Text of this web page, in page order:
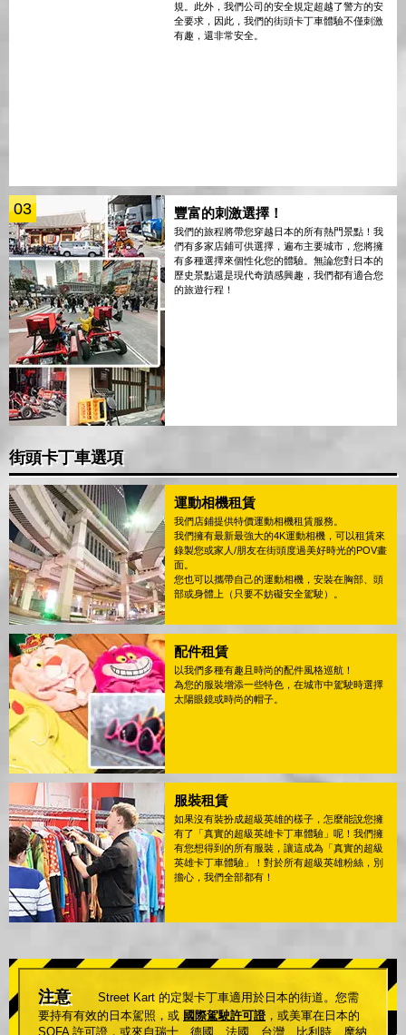
規。此外，我們公司的安全規定超越了警方的安
全要求，因此，我們的街頭卡丁車體驗不僅刺激
有趣，還非常安全。
03 豐富的刺激選擇！
我們的旅程將帶您穿越日本的所有熱門景點！我
們有多家店鋪可供選擇，遍布主要城市，您將擁
有多種選擇來個性化您的體驗。無論您對日本的
歷史景點還是現代奇蹟感興趣，我們都有適合您
的旅遊行程！
街頭卡丁車選項
運動相機租賃
我們店鋪提供特價運動相機租賃服務。
我們擁有最新最強大的4K運動相機，可以租賃來
錄製您或家人/朋友在街頭度過美好時光的POV畫
面。
您也可以攜帶自己的運動相機，安裝在胸部、頭
部或身體上（只要不妨礙安全駕駛）。
配件租賃
以我們多種有趣且時尚的配件風格巡航！
為您的服裝增添一些特色，在城市中駕駛時選擇
太陽眼鏡或時尚的帽子。
服裝租賃
如果沒有裝扮成超級英雄的樣子，怎麼能說您擁
有了「真實的超級英雄卡丁車體驗」呢！我們擁
有您想得到的所有服裝，讓這成為「真實的超級
英雄卡丁車體驗」！對於所有超級英雄粉絲，別
擔心，我們全部都有！
注意
Street Kart 的定製卡丁車適用於日本的街道。您需
要持有有效的日本駕照，或 國際駕駛許可證 ，或美軍在日本的